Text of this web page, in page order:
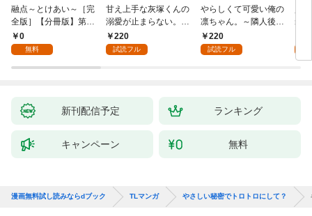
融点～とけあい～［完
全版］【分冊版】第1
話0
無料
甘え上手な灰塚くんの
溺愛が止まらない。純
情で、健気で…絶倫！
(1)
220
試読フル
やらしくて可愛い俺の
凛ちゃん。～隣人後輩
くんのイキすぎた執着
にハメ堕とされる～(1)
220
試読フル
装
感
【
新刊配信予定 ランキング
キャンペーン 無料
漫画無料試し読みならdブック TLマンガ やさしい秘密でトロトロにして？